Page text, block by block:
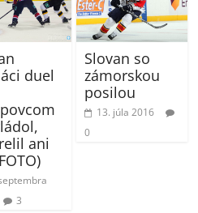
duel
ani
3
Slovan so
zámorskou
posilou
13. júla 2016
0